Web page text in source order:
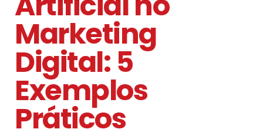
Marketing
Digital: 5
Exemplos
Práticos